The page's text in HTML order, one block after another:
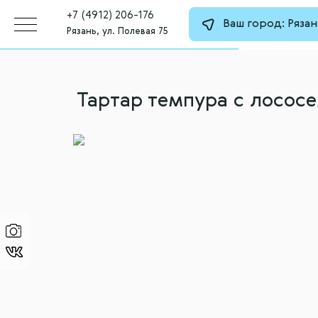
+7 (4912) 206-176
Рязань, ул. Полевая 75
Ваш город:
Тартар темпура с